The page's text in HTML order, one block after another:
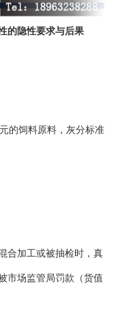
的隐性要求与后果
的饲料原料，灰分标准
合加工或被抽检时，真
市场监管局罚款（货值